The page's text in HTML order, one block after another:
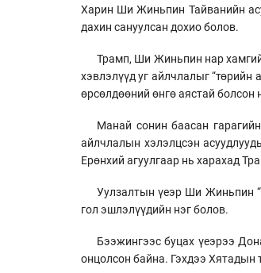
Харин Ши Жиньпин Тайванийн
дахин сануулсан дохио болов.
Трамп, Ши Жиньпин нар
хэвлэлүүд уг айлчлалыг
өрсөлдөөний өнгө аястай болсон
Манай сонин баасан
айлчлалын хэлэлцсэн
Ерөнхий агуулгаар нь харахад
Уулзалтын үеэр Ши Жиньпин
гол эшлэлүүдийн нэг болов.
Бээжингээс буцах үеэрээ
онцолсон байна. Гэхдээ Хятадын